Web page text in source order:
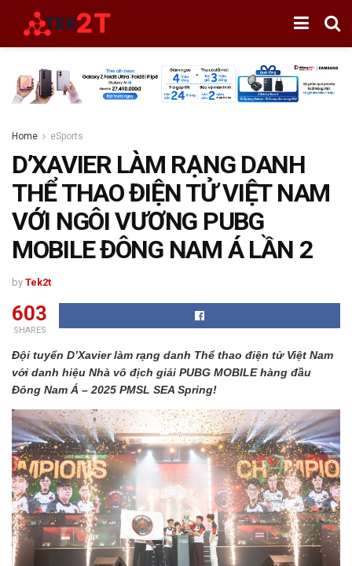
Home eSports
D’XAVIER LÀM RẠNG DANH
THỂ THAO ĐIỆN TỬ VIỆT NAM
VỚI NGÔI VƯƠNG PUBG
MOBILE ĐÔNG NAM Á LẦN 2
by Tek2t
603
SHARES
Đội tuyển D’Xavier làm rạng danh Thể thao điện tử Việt Nam
với danh hiệu Nhà vô địch giải PUBG MOBILE hàng đầu
Đông Nam Á – 2025 PMSL SEA Spring!